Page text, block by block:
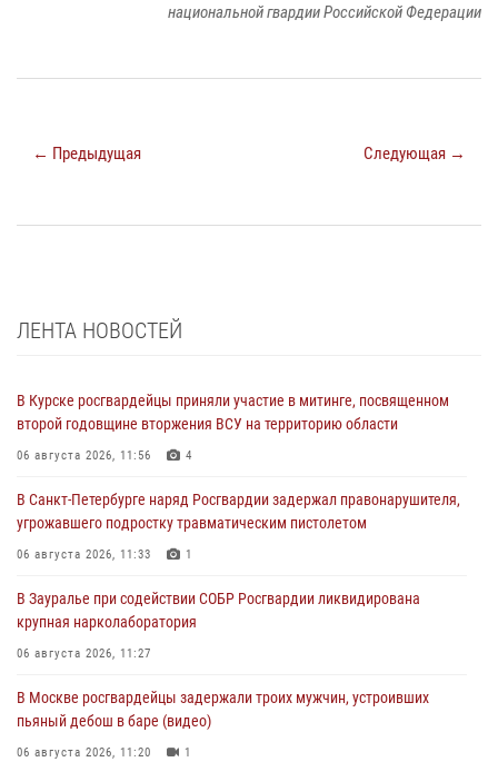
национальной гвардии Российской Федерации
← Предыдущая Следующая →
ЛЕНТА НОВОСТЕЙ
В Курске росгвардейцы приняли участие в митинге, посвященном
второй годовщине вторжения ВСУ на территорию области
06 августа 2026, 11:56 4
В Санкт-Петербурге наряд Росгвардии задержал правонарушителя,
угрожавшего подростку травматическим пистолетом
06 августа 2026, 11:33 1
В Зауралье при содействии СОБР Росгвардии ликвидирована
крупная нарколаборатория
06 августа 2026, 11:27
В Москве росгвардейцы задержали троих мужчин, устроивших
пьяный дебош в баре (видео)
06 августа 2026, 11:20 1